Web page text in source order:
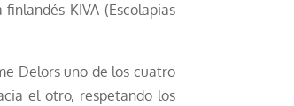
KIVA (Escolapias
Delors uno de los cuatro
el otro, respetando los